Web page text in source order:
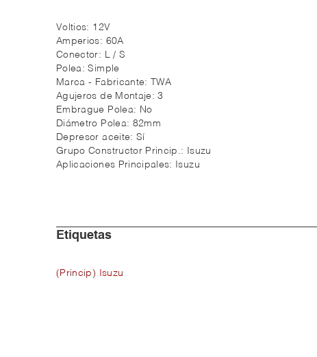
Voltios: 12V
Amperios: 60A
Conector: L / S
Polea:Simple
Marca - Fabricante:
TWA
Agujeros de Montaje:3
Embrague Polea: No
Diámetro Polea: 82mm
Depresor aceite: Sí
Grupo Constructor Princip.:
Isuzu
Aplicaciones Principales:
Isuzu
Etiquetas
(Princip) Isuzu